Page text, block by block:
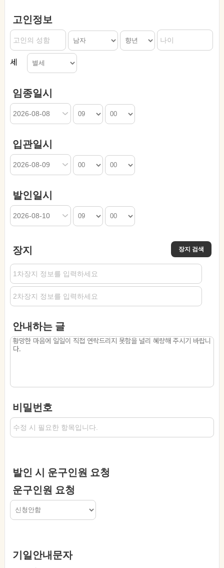
고인정보
세
임종일시
입관일시
발인일시
장지 장지 검색
안내하는 글
비밀번호
발인 시 운구인원 요청
운구인원 요청
기일안내문자